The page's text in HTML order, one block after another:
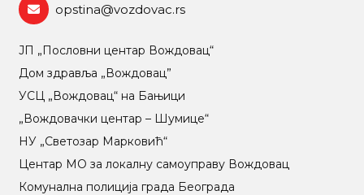
opstina@vozdovac.rs
ЈП „Пословни центар Вождовац“
Дом здравља „Вождовац”
УСЦ „Вождовац“ на Бањици
„Вождовачки центар – Шумице“
НУ „Светозар Марковић“
Центар МO за локалну самоуправу Вождовац
Комунална полиција града Београда